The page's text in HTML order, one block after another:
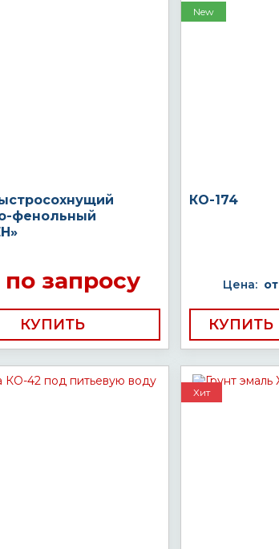
фенольный
запросу
КУПИТЬ
New
КО-174
Цена: от
КУПИТЬ
Хит